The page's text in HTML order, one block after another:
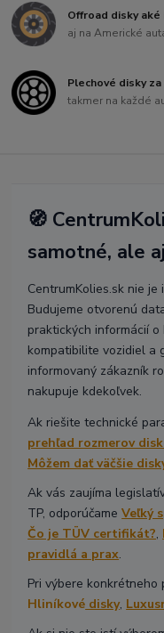
Offroad disky
aj na Americké
Plechové disky
takmer na každé
🧭
samotné, ale
CentrumKolies.sk nie
Budujeme otvorenú
praktických informácií
kompatibilite vozidiel a
informovaný zákazník
nakupuje kdekoľvek.
Ak riešite technické
prehľad rozmerov
Môžem dať väčšie
Ak vás zaujíma
TP, odporúčameVeľký
Čo je TÜV certifikát?,
pravidlá a prax.
Pri výbere
Hliníkové disky,